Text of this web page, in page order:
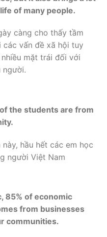
of many people.
càng cho thấy tầm
vấn đề xã hội tuy
mặt trái đối với
người.
the students are from
hầu hết các em học
người Việt Nam
85% of economic
from businesses
communities.